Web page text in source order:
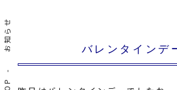
お知らせ バレンタインデ